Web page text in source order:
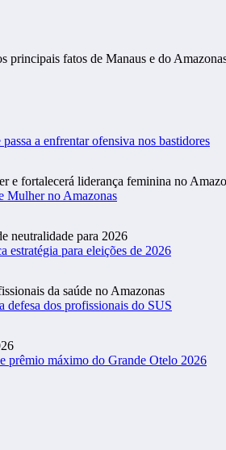
principais fatos de Manaus e do
a enfrentar ofensiva nos bastidores
Mulher no Amazonas
estratégia para eleições de 2026
defesa dos profissionais do SUS
prêmio máximo do Grande Otelo 2026